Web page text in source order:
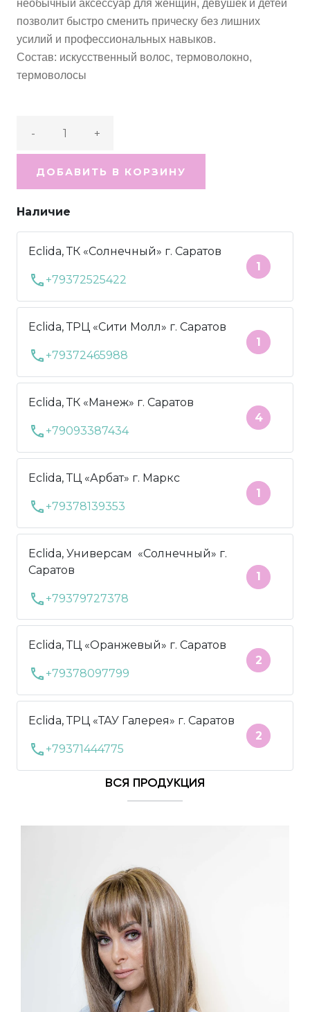
необычный аксессуар для женщин, девушек и детей
позволит быстро сменить прическу без лишних
усилий и профессиональных навыков.
Состав: искусственный волос, термоволокно,
термоволосы
- +
ДОБАВИТЬ В КОРЗИНУ
Наличие
Eclida, ТК «Солнечный» г. Саратов
call +79372525422
1
Eclida, ТРЦ «Сити Молл» г. Саратов
call +79372465988
1
Eclida, ТК «Манеж» г. Саратов
call +79093387434
4
Eclida, ТЦ «Арбат» г. Маркс
call +79378139353
1
Eclida, Универсам «Солнечный» г.
Саратов
call +79379727378
1
Eclida, ТЦ «Оранжевый» г. Саратов
call +79378097799
2
Eclida, ТРЦ «ТАУ Галерея» г. Саратов
call +79371444775
2
ВСЯ ПРОДУКЦИЯ